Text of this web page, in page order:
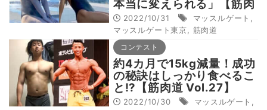
本当に変えられる」【筋肉
道 Vol.29】
2022/10/31 マッスルゲート
マッスルゲート東京
筋肉道
コンテスト
約4カ月で15kg減量！成功
の秘訣はしっかり食べるこ
と!?【筋肉道 Vol.27】
2022/10/30 マッスルゲート